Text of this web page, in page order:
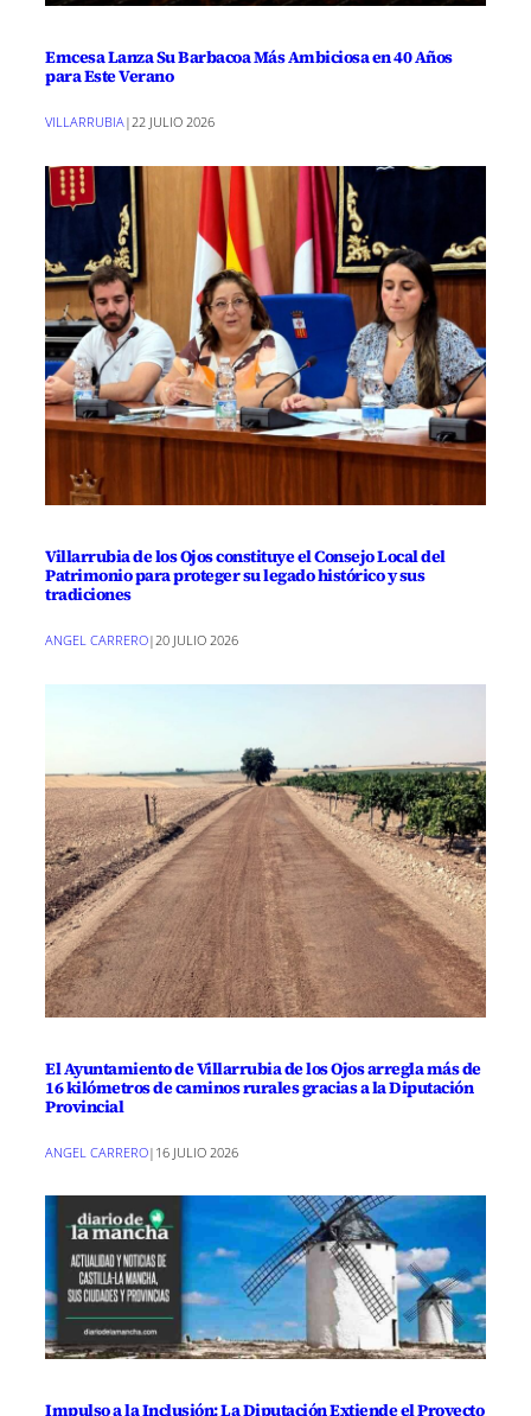
Emcesa Lanza Su Barbacoa Más Ambiciosa en 40 Años
para Este Verano
VILLARRUBIA | 22 JULIO 2026
Villarrubia de los Ojos constituye el Consejo Local del
Patrimonio para proteger su legado histórico y sus
tradiciones
ANGEL CARRERO|20 JULIO 2026
El Ayuntamiento de Villarrubia de los Ojos arregla más de
16 kilómetros de caminos rurales gracias a la Diputación
Provincial
ANGEL CARRERO| 16 JULIO 2026
Impulso a la Inclusión: La Diputación Extiende el Proyecto